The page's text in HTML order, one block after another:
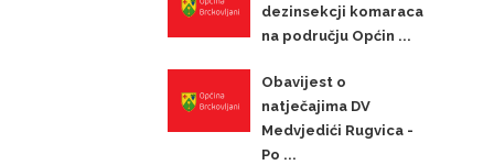
dezinsekcji komaraca
na području Općin ...
Obavijest o
natječajima DV
Medvjedići Rugvica -
Po ...